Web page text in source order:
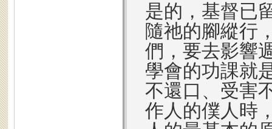
是的，基督已
隨祂的腳縱行
們，要去影響
學會的功課就
不還口、受害
作人的僕人時